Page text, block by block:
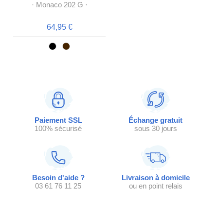
· Monaco 202 G ·
64,95 €
Paiement SSL
100% sécurisé
Échange gratuit
sous 30 jours
Besoin d'aide ?
03 61 76 11 25
Livraison à domicile
ou en point relais